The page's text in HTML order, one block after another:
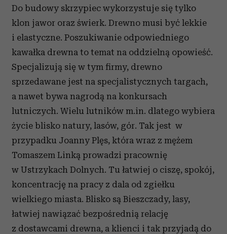
Do budowy skrzypiec wykorzystuje się tylko
klon jawor oraz świerk. Drewno musi być lekkie
i elastyczne. Poszukiwanie odpowiedniego
kawałka drewna to temat na oddzielną opowieść.
Specjalizują się w tym firmy, drewno
sprzedawane jest na specjalistycznych targach,
a nawet bywa nagrodą na konkursach
lutniczych. Wielu lutników m.in. dlatego wybiera
życie blisko natury, lasów, gór. Tak jest w
przypadku Joanny Plęs, która wraz z mężem
Tomaszem Linką prowadzi pracownię
w Ustrzykach Dolnych. Tu łatwiej o ciszę, spokój,
koncentrację na pracy z dala od zgiełku
wielkiego miasta. Blisko są Bieszczady, lasy,
łatwiej nawiązać bezpośrednią relację
z dostawcami drewna, a klienci i tak przyjadą do